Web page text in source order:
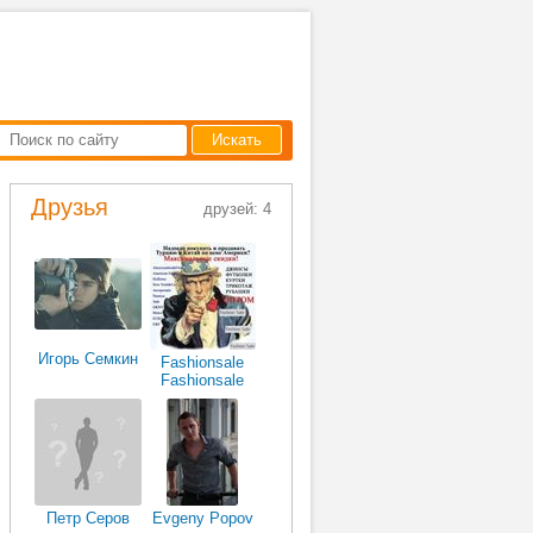
Искать
Друзья друзей: 4
Игорь Семкин
Fashionsale
Fashionsale
Петр Серов Evgeny Popov